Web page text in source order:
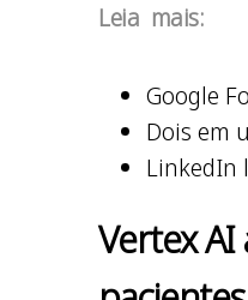
Leia mais:
Google
Dois em
LinkedIn
Vertex